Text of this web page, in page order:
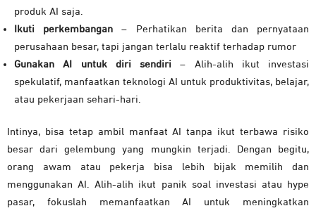
produk AI saja.
Ikuti perkembangan – Perhatikan berita dan pernyataan
perusahaan besar, tapi jangan terlalu reaktif terhadap rumor
Gunakan AI untuk diri sendiri – Alih-alih ikut investasi
spekulatif, manfaatkan teknologi AI untuk produktivitas, belajar,
atau pekerjaan sehari-hari.
Intinya, bisa tetap ambil manfaat AI tanpa ikut terbawa risiko
besar dari gelembung yang mungkin terjadi. Dengan begitu,
orang awam atau pekerja bisa lebih bijak memilih dan
menggunakan AI. Alih-alih ikut panik soal investasi atau hype
pasar, fokuslah memanfaatkan AI untuk meningkatkan